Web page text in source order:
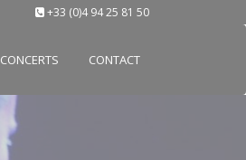
+33 (0)4 94 25 81 50
CONCERTS CONTACT